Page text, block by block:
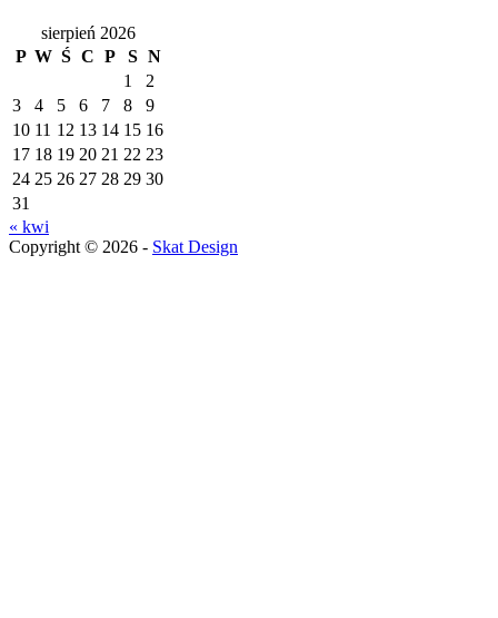
sierpień 2026
P W Ś C P S N
1
2
3
4 5 6 7 8
9
10 11 12 13 14 15 16
17 18 19 20 21 22 23
24 25 26 27 28 29 30
31
« kwi
Copyright © 2026 - Skat Design